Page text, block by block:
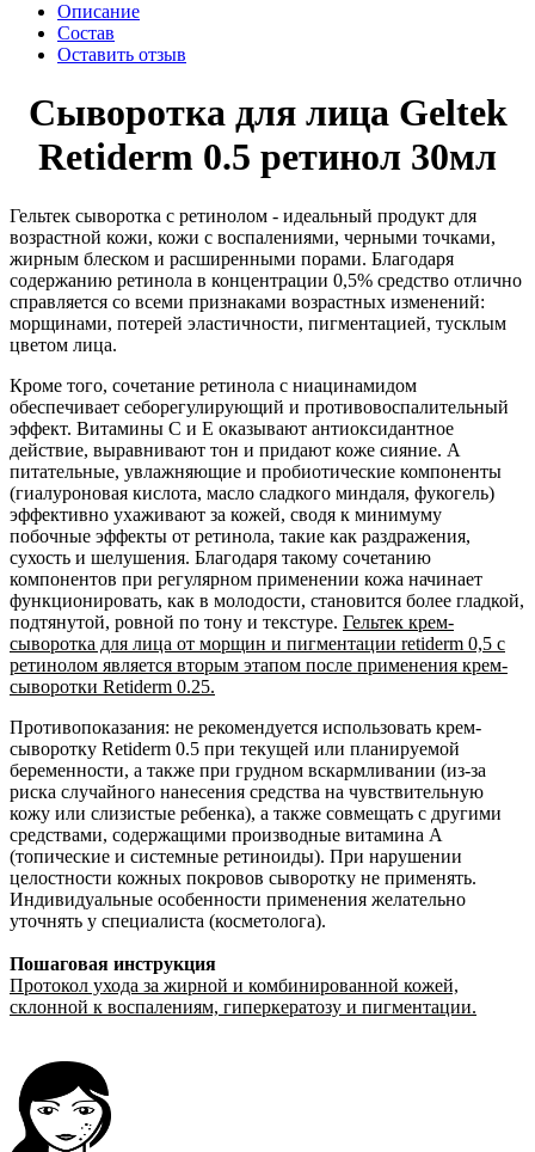
Описание
Состав
Оставить отзыв
Сыворотка для лица Geltek
Retiderm 0.5 ретинол 30мл
Гельтек сыворотка с ретинолом - идеальный продукт для
возрастной кожи, кожи с воспалениями, черными точками,
жирным блеском и расширенными порами. Благодаря
содержанию ретинола в концентрации 0,5% средство отлично
справляется со всеми признаками возрастных изменений:
морщинами, потерей эластичности, пигментацией, тусклым
цветом лица.
Кроме того, сочетание ретинола с ниацинамидом
обеспечивает себорегулирующий и противовоспалительный
эффект. Витамины С и Е оказывают антиоксидантное
действие, выравнивают тон и придают коже сияние. А
питательные, увлажняющие и пробиотические компоненты
(гиалуроновая кислота, масло сладкого миндаля, фукогель)
эффективно ухаживают за кожей, сводя к минимуму
побочные эффекты от ретинола, такие как раздражения,
сухость и шелушения. Благодаря такому сочетанию
компонентов при регулярном применении кожа начинает
функционировать, как в молодости, становится более гладкой,
подтянутой, ровной по тону и текстуре. Гельтек крем-
сыворотка для лица от морщин и пигментации retiderm 0,5 с
ретинолом является вторым этапом после применения крем-
сыворотки Retiderm 0.25.
Противопоказания: не рекомендуется использовать крем-
сыворотку Retiderm 0.5 при текущей или планируемой
беременности, а также при грудном вскармливании (из-за
риска случайного нанесения средства на чувствительную
кожу или слизистые ребенка), а также совмещать с другими
средствами, содержащими производные витамина А
(топические и системные ретиноиды). При нарушении
целостности кожных покровов сыворотку не применять.
Индивидуальные особенности применения желательно
уточнять у специалиста (косметолога).
Пошаговая инструкция
Протокол ухода за жирной и комбинированной кожей,
склонной к воспалениям, гиперкератозу и пигментации.